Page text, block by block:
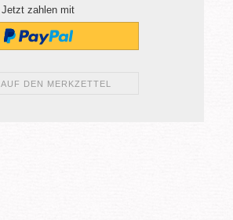
Jetzt zahlen mit
AUF DEN MERKZETTEL